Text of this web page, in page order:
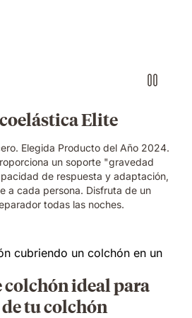
Elite
Elegida Producto del Año 2024.
un soporte "gravedad
de respuesta y adaptación,
a cada persona. Disfruta de un
todas las noches.
ideal para
tu colchón